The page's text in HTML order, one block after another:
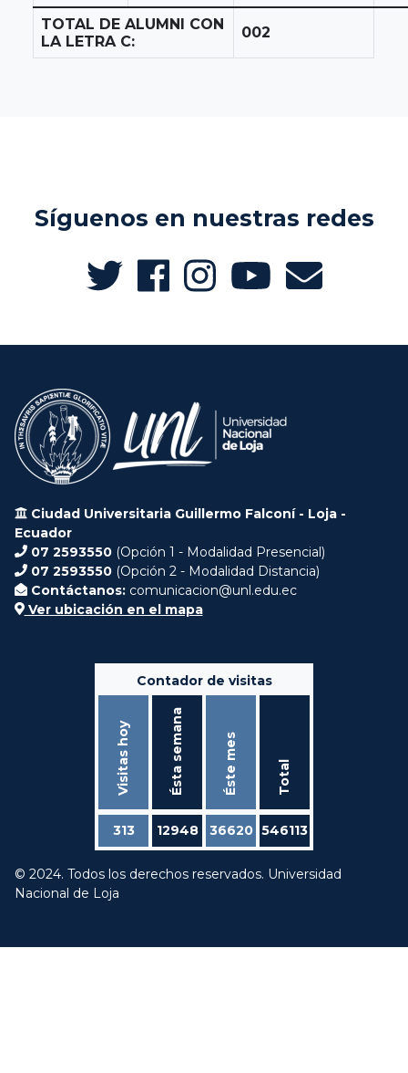
TOTAL DE ALUMNI CON
LA LETRA C:
002
Síguenos en nuestras redes
Ciudad Universitaria Guillermo Falconí - Loja -
Ecuador
07 2593550 (Opción 1 - Modalidad Presencial)
07 2593550 (Opción 2 - Modalidad Distancia)
Contáctanos: comunicacion@unl.edu.ec
Ver ubicación en el mapa
Contador de visitas
Visitas hoy Ésta semana Éste mes Total
313 12948 36620 546113
© 2024. Todos los derechos reservados. Universidad
Nacional de Loja